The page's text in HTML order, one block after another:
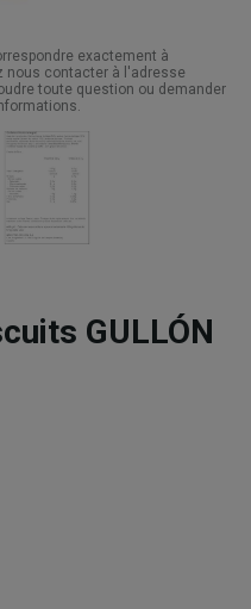
exactement à
nous contacter à l'adresse
toute question ou demander
GULLÓN